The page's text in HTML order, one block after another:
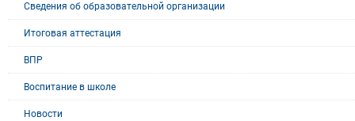
Сведения об образовательной организации
Итоговая аттестация
ВПР
Воспитание в школе
Новости